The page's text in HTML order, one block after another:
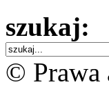
szukaj:
©